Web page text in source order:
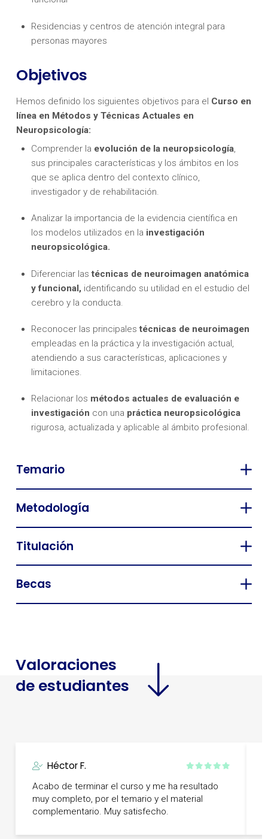
Residencias y centros de atención integral para
personas mayores
Objetivos
Hemos definido los siguientes objetivos para el Curso en
línea en Métodos y Técnicas Actuales en
Neuropsicología:
Comprender la evolución de la neuropsicología,
sus principales características y los ámbitos en los
que se aplica dentro del contexto clínico,
investigador y de rehabilitación.
Analizar la importancia de la evidencia científica en
los modelos utilizados en la investigación
neuropsicológica.
Diferenciar lastécnicas de neuroimagen anatómica
y funcional, identificando su utilidad en el estudio del
cerebro y la conducta.
Reconocer las principalestécnicas de neuroimagen
empleadas en la práctica y la investigación actual,
atendiendo a sus características, aplicaciones y
limitaciones.
Relacionar los métodos actuales de evaluación e
investigación con una práctica neuropsicológica
rigurosa, actualizada y aplicable al ámbito profesional.
Temario
Metodología
Titulación
Becas
Valoraciones
de estudiantes
Héctor F.
Acabo de terminar el curso y me ha resultado
muy completo, por el temario y el material
complementario. Muy satisfecho.